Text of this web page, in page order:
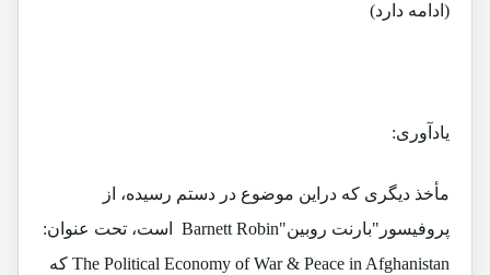
(ادامه دارد)
یادآوری:
مأخذ دیگری که دراین موضوع در دستم رسیده، از
پروفیسور"بارنت روبین"Barnett Robin
است، تحت عنوان:
The Political Economy of War & Peace in Afghanistan که